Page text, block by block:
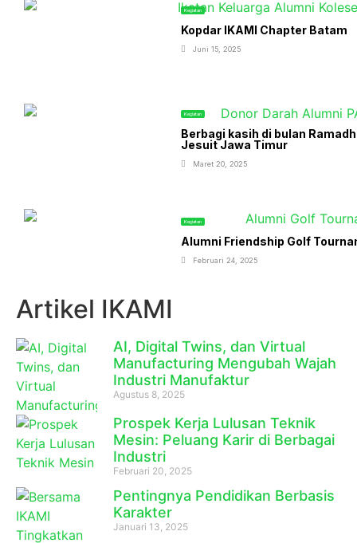
Kegiatan
Kopdar IKAMI Chapter Batam
Juni 15, 2025
Kegiatan
Berbagi kasih di bulan
Jesuit Jawa Timur
Maret 20, 2025
Kegiatan
Alumni Friendship Golf
Februari 24, 2025
Artikel IKAMI
AI, Digital Twins, dan Virtual
Manufacturing Mengubah Wajah
Industri Manufaktur
Agustus 8, 2025
Prospek Kerja Lulusan Teknik
Mesin: Peluang Karir di Berbagai
Industri
Februari 20, 2025
Pentingnya Pendidikan Berbasis
Karakter
Januari 13, 2025